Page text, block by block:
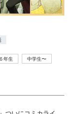
年生
中学生〜